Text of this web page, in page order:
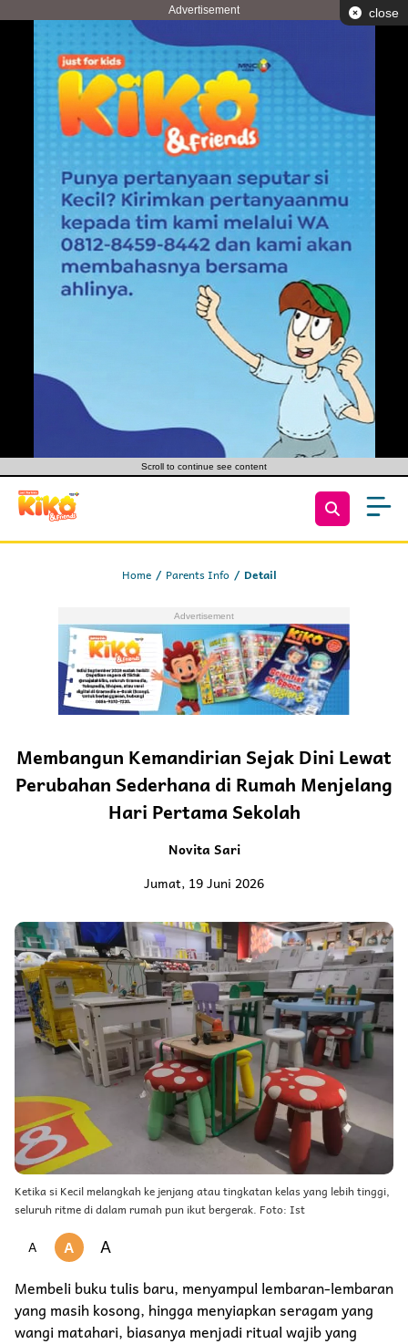
Advertisement close
Scroll to continue see content
Home Parents Info Detail
Membangun Kemandirian Sejak Dini Lewat
Perubahan Sederhana di Rumah Menjelang
Hari Pertama Sekolah
Novita Sari
Jumat, 19 Juni 2026
Ketika si Kecil melangkah ke jenjang atau tingkatan kelas yang lebih tinggi,
seluruh ritme di dalam rumah pun ikut bergerak. Foto: Ist
A A A
Membeli buku tulis baru, menyampul lembaran-lembaran
yang masih kosong, hingga menyiapkan seragam yang
wangi matahari, biasanya menjadi ritual wajib yang